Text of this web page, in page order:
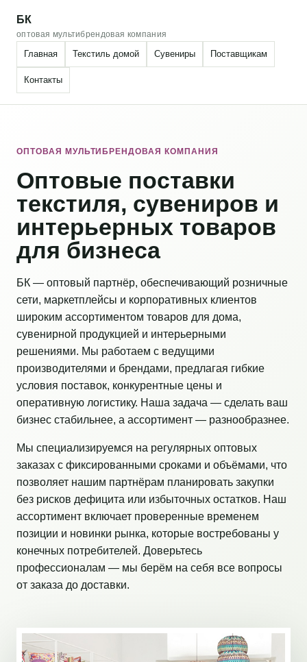
БК
оптовая мультибрендовая компания
Главная Текстиль домой Сувениры Поставщикам
Контакты
ОПТОВАЯ МУЛЬТИБРЕНДОВАЯ КОМПАНИЯ
Оптовые поставки
текстиля, сувениров и
интерьерных товаров
для бизнеса
БК — оптовый партнёр, обеспечивающий розничные
сети, маркетплейсы и корпоративных клиентов
широким ассортиментом товаров для дома,
сувенирной продукцией и интерьерными
решениями. Мы работаем с ведущими
производителями и брендами, предлагая гибкие
условия поставок, конкурентные цены и
оперативную логистику. Наша задача — сделать ваш
бизнес стабильнее, а ассортимент — разнообразнее.
Мы специализируемся на регулярных оптовых
заказах с фиксированными сроками и объёмами, что
позволяет нашим партнёрам планировать закупки
без рисков дефицита или избыточных остатков. Наш
ассортимент включает проверенные временем
позиции и новинки рынка, которые востребованы у
конечных потребителей. Доверьтесь
профессионалам — мы берём на себя все вопросы
от заказа до доставки.